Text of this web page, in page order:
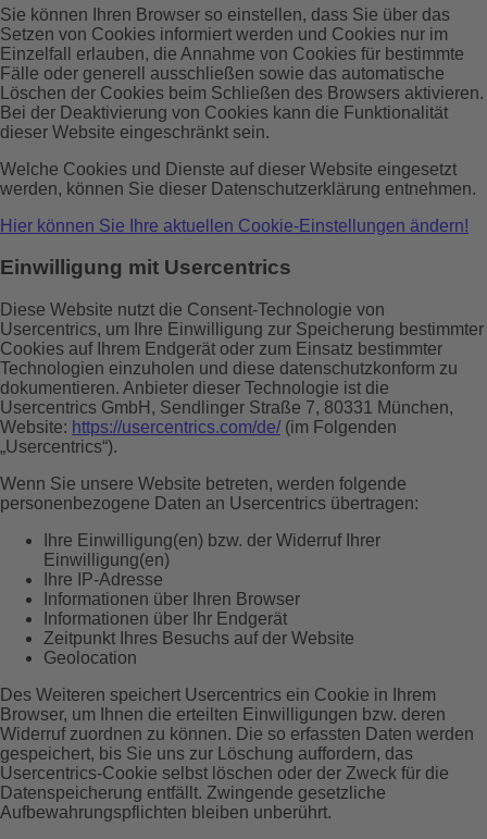
Sie können Ihren Browser so einstellen, dass Sie über das
Setzen von Cookies informiert werden und Cookies nur im
Einzelfall erlauben, die Annahme von Cookies für bestimmte
Fälle oder generell ausschließen sowie das automatische
Löschen der Cookies beim Schließen des Browsers aktivieren.
Bei der Deaktivierung von Cookies kann die Funktionalität
dieser Website eingeschränkt sein.
Welche Cookies und Dienste auf dieser Website eingesetzt
werden, können Sie dieser Datenschutzerklärung entnehmen.
Hier können Sie Ihre aktuellen Cookie-Einstellungen ändern!
Einwilligung mit Usercentrics
Diese Website nutzt die Consent-Technologie von
Usercentrics, um Ihre Einwilligung zur Speicherung bestimmter
Cookies auf Ihrem Endgerät oder zum Einsatz bestimmter
Technologien einzuholen und diese datenschutzkonform zu
dokumentieren. Anbieter dieser Technologie ist die
Usercentrics GmbH, Sendlinger Straße 7, 80331 München,
Website: https://usercentrics.com/de/(im Folgenden
„Usercentrics“).
Wenn Sie unsere Website betreten, werden folgende
personenbezogene Daten an Usercentrics übertragen:
Ihre Einwilligung(en) bzw. der Widerruf Ihrer
Einwilligung(en)
Ihre IP-Adresse
Informationen über Ihren Browser
Informationen über Ihr Endgerät
Zeitpunkt Ihres Besuchs auf der Website
Geolocation
Des Weiteren speichert Usercentrics ein Cookie in Ihrem
Browser, um Ihnen die erteilten Einwilligungen bzw. deren
Widerruf zuordnen zu können. Die so erfassten Daten werden
gespeichert, bis Sie uns zur Löschung auffordern, das
Usercentrics-Cookie selbst löschen oder der Zweck für die
Datenspeicherung entfällt. Zwingende gesetzliche
Aufbewahrungspflichten bleiben unberührt.